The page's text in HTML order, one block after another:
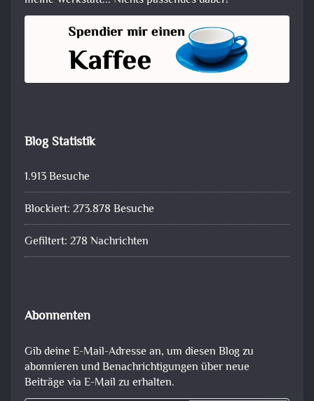
Blog Statistik
1.913 Besuche
Blockiert: 273.878 Besuche
Gefiltert: 278 Nachrichten
Abonnenten
Gib deine E-Mail-Adresse an, um diesen Blog zu
abonnieren und Benachrichtigungen über neue
Beiträge via E-Mail zu erhalten.